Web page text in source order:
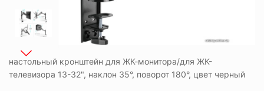
настольный кронштейн для ЖК-монитора/для ЖК-
телевизора 13-32", наклон 35°, поворот 180°, цвет черный